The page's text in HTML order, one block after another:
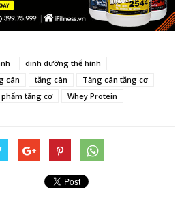
dinh dưỡng thể hình
cân tăng cân
Tăng cân tăng cơ
tăng cơ Whey Protein